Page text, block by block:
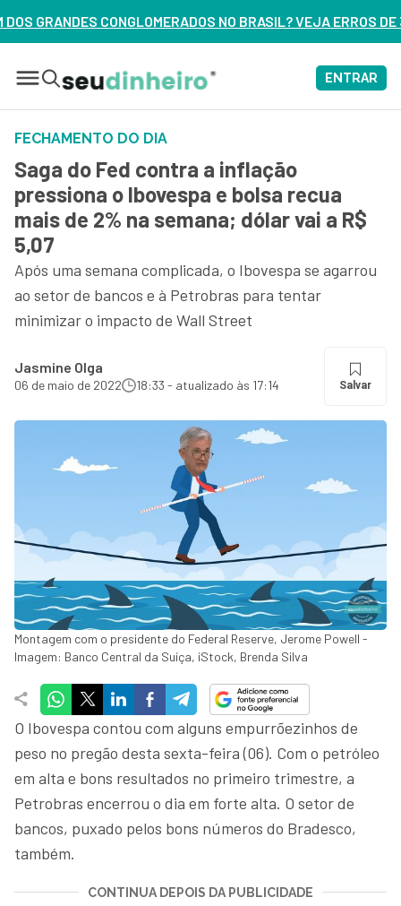
NO BRASIL? VEJA ERROS DE 3 DELES – ASSISTA
ENTRAR
FECHAMENTO DO DIA
Saga do Fed contra a inflação
pressiona o Ibovespa e bolsa recua
mais de 2% na semana; dólar vai a R$
5,07
Após uma semana complicada, o Ibovespa se agarrou
ao setor de bancos e à Petrobras para tentar
minimizar o impacto de Wall Street
Jasmine Olga
06 de maio de 2022 18:33 - atualizado às 17:14 Salvar
Montagem com o presidente do Federal Reserve, Jerome Powell -
Imagem: Banco Central da Suíça, iStock, Brenda Silva
O Ibovespa contou com alguns empurrõezinhos de
peso no pregão desta sexta-feira (06). Com o petróleo
em alta e bons resultados no primeiro trimestre, a
Petrobras encerrou o dia em forte alta. O setor de
bancos, puxado pelos bons números do Bradesco,
também.
CONTINUA DEPOIS DA PUBLICIDADE